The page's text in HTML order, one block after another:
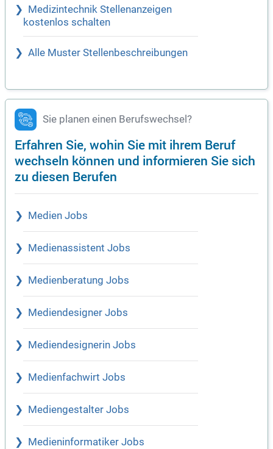
Medizintechnik Stellenanzeigen
kostenlos schalten
Alle Muster Stellenbeschreibungen
Sie planen einen Berufswechsel?
Erfahren Sie, wohin Sie mit ihrem Beruf
wechseln können und informieren Sie sich
zu diesen Berufen
Medien Jobs
Medienassistent Jobs
Medienberatung Jobs
Mediendesigner Jobs
Mediendesignerin Jobs
Medienfachwirt Jobs
Mediengestalter Jobs
Medieninformatiker Jobs